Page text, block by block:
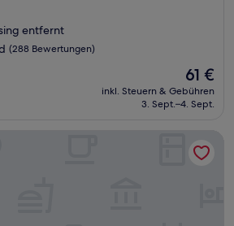
entfernt
(288 Bewertungen)
Der
Preis
beträgt
61 €
inkl. Steuern & Gebühren
3. Sept.–4. Sept.